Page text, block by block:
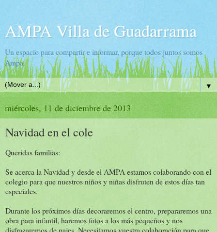
AMPA Villa de Guadarrama
Un espacio para compartir e informar, porque todos juntos somos
Ampa.
▼
miércoles, 11 de diciembre de 2013
Navidad en el cole
Queridas familias:
Se acerca la Navidad y desde el AMPA estamos colaborando con el
colegio para que nuestros niños y niñas disfruten de estos días tan
especiales.
Durante los próximos días decoraremos el centro, prepararemos una
obra para infantil, haremos fotos a los más pequeños y nos
disfrazaremos de pajes. Necesitamos vuestra colaboración para que